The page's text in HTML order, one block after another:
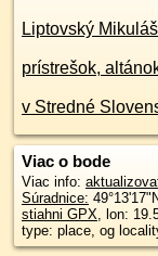
Liptovský
prístrešok,
v Stredné
Viac o bode
Viac info:
Súradnice:
stiahni GPX, lon:
type: place, og